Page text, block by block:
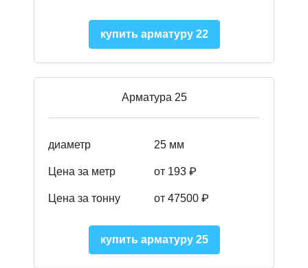
купить арматуру 22
Арматура 25
диаметр 25 мм
Цена за метр от 193 ₽
Цена за тонну от 47500 ₽
купить арматуру 25